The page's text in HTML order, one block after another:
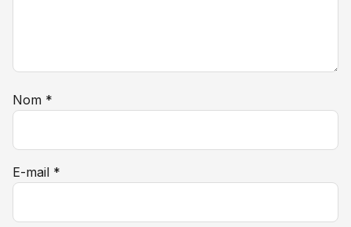
Nom *
E-mail *